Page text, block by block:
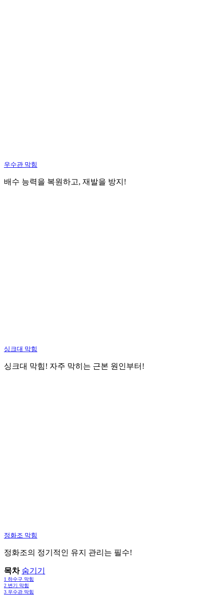
우수관 막힘
배수 능력을 복원하고, 재발을 방지!
싱크대 막힘
싱크대 막힘! 자주 막히는 근본 원인부터!
정화조 막힘
정화조의 정기적인 유지 관리는 필수!
목차 숨기기
1 하수구 막힘
2 변기 막힘
3 우수관 막힘